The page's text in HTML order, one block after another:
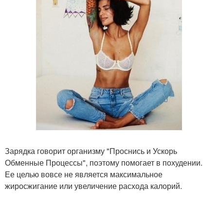
Зарядка говорит организму "Проснись и Ускорь
Обменные Процессы", поэтому помогает в похудении.
Ее целью вовсе не является максимальное
жиросжигание или увеличение расхода калорий.